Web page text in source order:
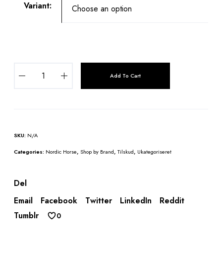
Variant:
S
t
g
C
Add To Cart
SKU: N/A
Categories: Nordic Horse, Shop by Brand, Tilskud, Ukategoriseret
Del
Email
Facebook Twitter LinkedIn
Reddit
Tumblr
0